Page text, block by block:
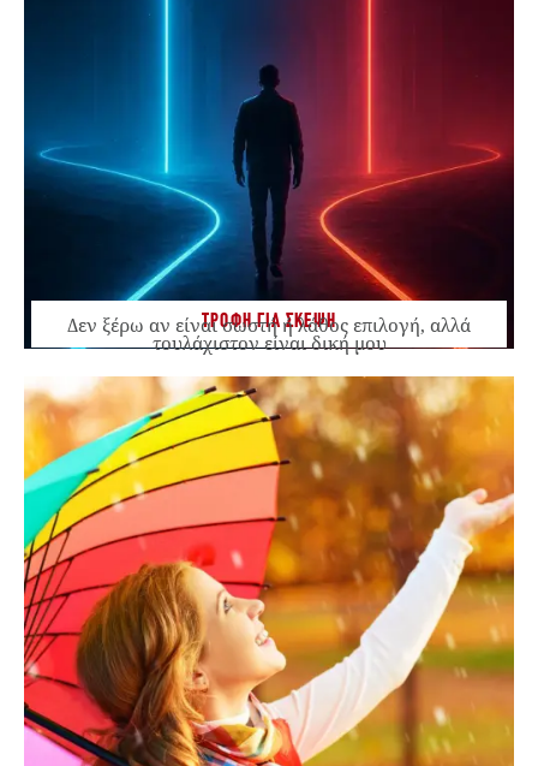
ΤΡΟΦΗ ΓΙΑ ΣΚΕΨΗ
Δεν ξέρω αν είναι σωστή ή λάθος επιλογή, αλλά
τουλάχιστον είναι δική μου